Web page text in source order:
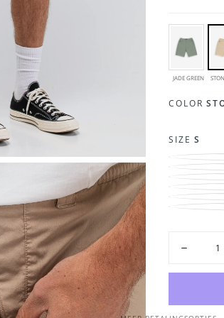
Model
JADE GREEN
COLOR
SIZE S
voor
Short